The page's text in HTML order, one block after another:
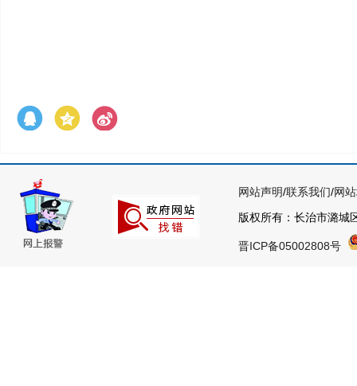
网站声明/联系我们/网
版权所有：长治市潞
晋ICP备05002808号